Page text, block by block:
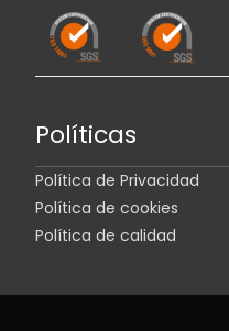
Políticas
Política de Privacidad
Política de cookies
Política de calidad